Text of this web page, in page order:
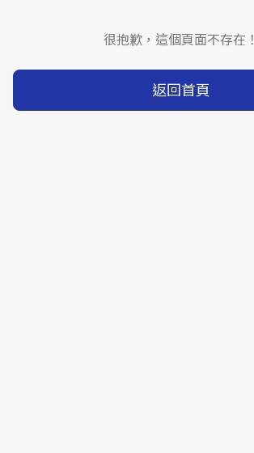
很抱歉，這個頁面不存在！
返回首頁